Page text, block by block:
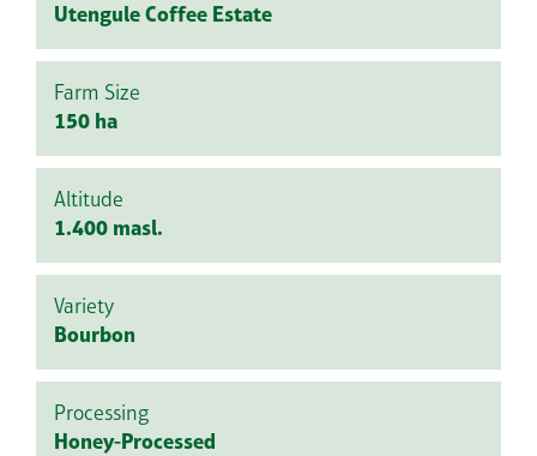
Utengule Coffee Estate
Farm Size
150 ha
Altitude
1.400 masl.
Variety
Bourbon
Processing
Honey-Processed